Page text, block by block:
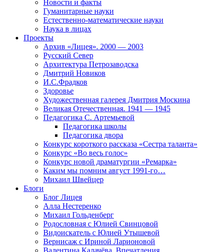
Новости и факты
Гуманитарные науки
Естественно-математические науки
Наука в лицах
Проекты
Архив «Лицея». 2000 — 2003
Русский Север
Архитектура Петрозаводска
Дмитрий Новиков
И.С.Фрадков
Здоровье
Художественная галерея Дмитрия Москина
Великая Отечественная. 1941 — 1945
Педагогика С. Артемьевой
Педагогика школы
Педагогика двора
Конкурс короткого рассказа «Сестра таланта»
Конкурс «Во весь голос»
Конкурс новой драматургии «Ремарка»
Каким мы помним август 1991-го…
Михаил Швейцер
Блоги
Блог Лицея
Алла Нестеренко
Михаил Гольденберг
Родословная с Юлией Свинцовой
Видоискатель с Юлией Утышевой
Вернисаж с Ириной Ларионовой